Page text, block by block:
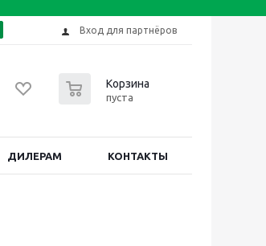
Вход для партнёров
Корзина
пуста
ДИЛЕРАМ КОНТАКТЫ